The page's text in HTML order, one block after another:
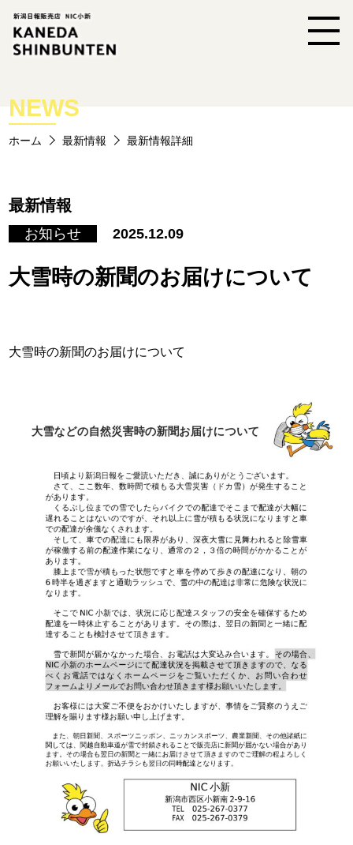
NEWS
ホーム 最新情報 最新情報詳細
最新情報
お知らせ 2025.12.09
大雪時の新聞のお届けについて
大雪時の新聞のお届けについて